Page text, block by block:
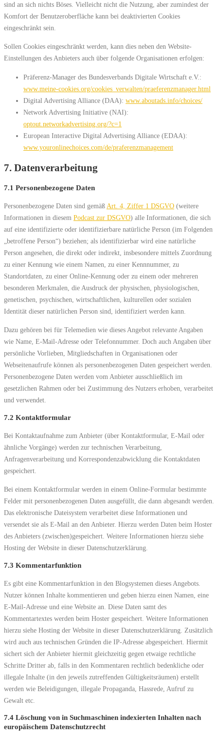
sind an sich nichts Böses. Vielleicht nicht die Nutzung, aber zumindest der
Komfort der Benutzeroberfläche kann bei deaktivierten Cookies
eingeschränkt sein.
Sollen Cookies eingeschränkt werden, kann dies neben den Website-
Einstellungen des Anbieters auch über folgende Organisationen erfolgen:
Präferenz-Manager des Bundesverbands Digitale Wirtschaft e.V.:
www.meine-cookies.org/cookies_verwalten/praeferenzmanager.html
Digital Advertising Alliance (DAA): www.aboutads.info/choices/
Network Advertising Initiative (NAI):
optout.networkadvertising.org/?c=1
European Interactive Digital Advertising Alliance (EDAA):
www.youronlinechoices.com/de/praferenzmanagement
7. Datenverarbeitung
7.1 Personenbezogene Daten
Personenbezogene Daten sind gemäß Art. 4, Ziffer 1 DSGVO (weitere
Informationen in diesem Podcast zur DSGVO) alle Informationen, die sich
auf eine identifizierte oder identifizierbare natürliche Person (im Folgenden
„betroffene Person“) beziehen; als identifizierbar wird eine natürliche
Person angesehen, die direkt oder indirekt, insbesondere mittels Zuordnung
zu einer Kennung wie einem Namen, zu einer Kennnummer, zu
Standortdaten, zu einer Online-Kennung oder zu einem oder mehreren
besonderen Merkmalen, die Ausdruck der physischen, physiologischen,
genetischen, psychischen, wirtschaftlichen, kulturellen oder sozialen
Identität dieser natürlichen Person sind, identifiziert werden kann.
Dazu gehören bei für Telemedien wie dieses Angebot relevante Angaben
wie Name, E-Mail-Adresse oder Telefonnummer. Doch auch Angaben über
persönliche Vorlieben, Mitgliedschaften in Organisationen oder
Webseitenaufrufe können als personenbezogenen Daten gespeichert werden.
Personenbezogene Daten werden vom Anbieter ausschließlich im
gesetzlichen Rahmen oder bei Zustimmung des Nutzers erhoben, verarbeitet
und verwendet.
7.2 Kontaktformular
Bei Kontaktaufnahme zum Anbieter (über Kontaktformular, E-Mail oder
ähnliche Vorgänge) werden zur technischen Verarbeitung,
Anfragenverarbeitung und Korrespondenzabwicklung die Kontaktdaten
gespeichert.
Bei einem Kontaktformular werden in einem Online-Formular bestimmte
Felder mit personenbezogenen Daten ausgefüllt, die dann abgesandt werden.
Das elektronische Dateisystem verarbeitet diese Informationen und
versendet sie als E-Mail an den Anbieter. Hierzu werden Daten beim Hoster
des Anbieters (zwischen)gespeichert. Weitere Informationen hierzu siehe
Hosting der Website in dieser Datenschutzerklärung.
7.3 Kommentarfunktion
Es gibt eine Kommentarfunktion in den Blogsystemen dieses Angebots.
Nutzer können Inhalte kommentieren und geben hierzu einen Namen, eine
E-Mail-Adresse und eine Website an. Diese Daten samt des
Kommentartextes werden beim Hoster gespeichert. Weitere Informationen
hierzu siehe Hosting der Website in dieser Datenschutzerklärung. Zusätzlich
wird auch aus technischen Gründen die IP-Adresse abgespeichert. Hiermit
sichert sich der Anbieter hiermit gleichzeitig gegen etwaige rechtliche
Schritte Dritter ab, falls in den Kommentaren rechtlich bedenkliche oder
illegale Inhalte (in den jeweils zutreffenden Gültigkeitsräumen) erstellt
werden wie Beleidigungen, illegale Propaganda, Hassrede, Aufruf zu
Gewalt etc.
7.4 Löschung von in Suchmaschinen indexierten Inhalten nach
europäischem Datenschutzrecht